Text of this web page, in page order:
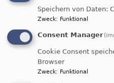
Gottesdienst
Prädikant Stefan Erlbacher
Speichern von Daten:
Zweck: Funktional
Consent Manager
Cookie Consent
Browser
Zweck: Funktional